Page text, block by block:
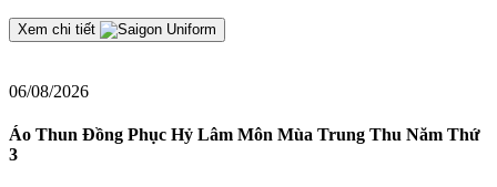
Xem chi tiết
06/08/2026
Áo Thun Đồng Phục Hỷ Lâm Môn Mùa Trung Thu Năm Thứ
3